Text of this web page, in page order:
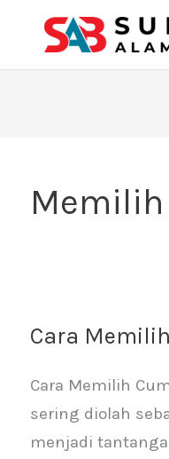
Cara
Cara Memilih
sering diolah
menjadi
Cara
Cumi
Yang
Segar